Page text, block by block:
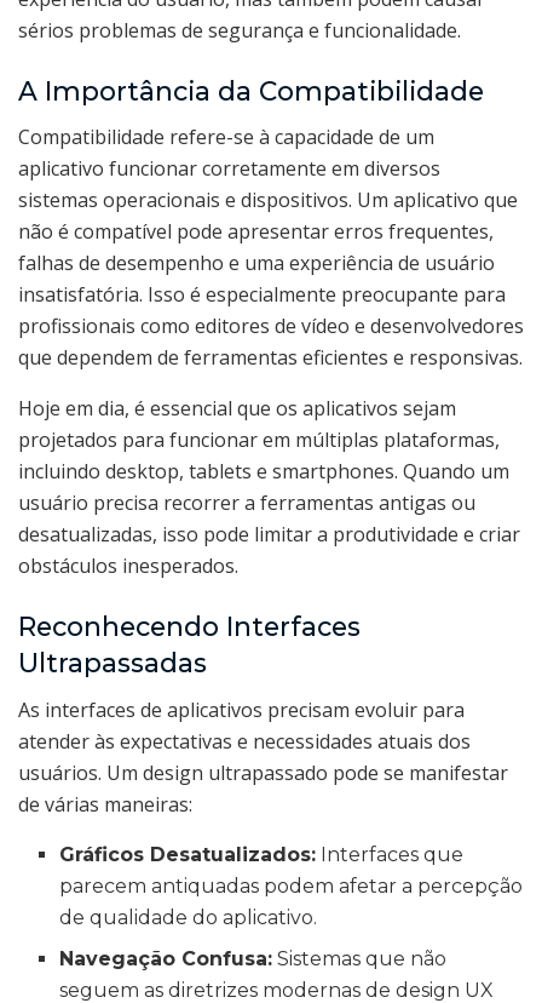
sérios problemas de segurança e funcionalidade.
A Importância da Compatibilidade
Compatibilidade refere-se à capacidade de um
aplicativo funcionar corretamente em diversos
sistemas operacionais e dispositivos. Um aplicativo que
não é compatível pode apresentar erros frequentes,
falhas de desempenho e uma experiência de usuário
insatisfatória. Isso é especialmente preocupante para
profissionais como editores de vídeo e desenvolvedores
que dependem de ferramentas eficientes e responsivas.
Hoje em dia, é essencial que os aplicativos sejam
projetados para funcionar em múltiplas plataformas,
incluindo desktop, tablets e smartphones. Quando um
usuário precisa recorrer a ferramentas antigas ou
desatualizadas, isso pode limitar a produtividade e criar
obstáculos inesperados.
Reconhecendo Interfaces
Ultrapassadas
As interfaces de aplicativos precisam evoluir para
atender às expectativas e necessidades atuais dos
usuários. Um design ultrapassado pode se manifestar
de várias maneiras:
Gráficos Desatualizados: Interfaces que
parecem antiquadas podem afetar a percepção
de qualidade do aplicativo.
Navegação Confusa: Sistemas que não
seguem as diretrizes modernas de design UX